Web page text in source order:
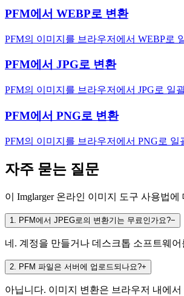
PFM에서 WEBP로 변환
PFM의 이미지를 브라우저에서 WEBP로
PFM에서 JPG로 변환
PFM의 이미지를 브라우저에서 JPG로 일
PFM에서 PNG로 변환
PFM의 이미지를 브라우저에서 PNG로
자주 묻는 질문
이 Imglarger 온라인 이미지 도구 사용법
1. PFM에서 JPEG로의 변환기는 무료인가요?−
네. 계정을 만들거나 데스크톱 소프트웨
2. PFM 파일은 서버에 업로드되나요?+
아닙니다. 이미지 변환은 브라우저 내에